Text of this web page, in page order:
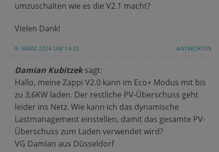
umzuschalten wie es die V2.1 macht?
Vielen Dank!
9. MÄRZ 2024 UM 14:23 ANTWORTEN
Damian Kubitzek sagt:
Hallo, meine Zappi V2.0 kann im Eco+ Modus mit bis
zu 3,6KW laden. Der restliche PV-Überschuss geht
leider ins Netz. Wie kann ich das dynamische
Lastmanagement einstellen, damit das gesamte PV-
Überschuss zum Laden verwendet wird?
VG Damian aus Düsseldorf